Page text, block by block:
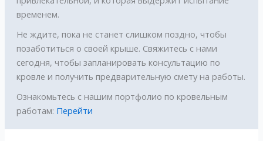
временем.
Не ждите, пока не станет слишком поздно, чтобы
позаботиться о своей крыше. Свяжитесь с нами
сегодня, чтобы запланировать консультацию по
кровле и получить предварительную смету на работы.
Ознакомьтесь с нашим портфолио по кровельным
работам: Перейти